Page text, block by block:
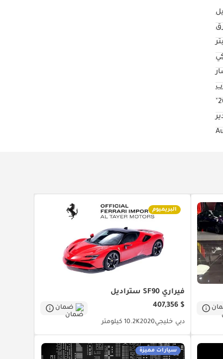
البريميوم
فيراري SF90 ستراديل
$ 407,356
ضمان
دبي خليجي202010.2K كيلومتر
سيارات مميزة